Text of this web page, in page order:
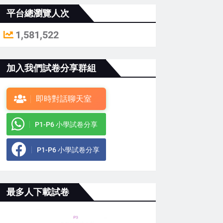
平台總瀏覽人次
1,581,522
加入我們試卷分享群組
即時對話聊天室
P1-P6 小學試卷分享
P1-P6 小學試卷分享
最多人下載試卷